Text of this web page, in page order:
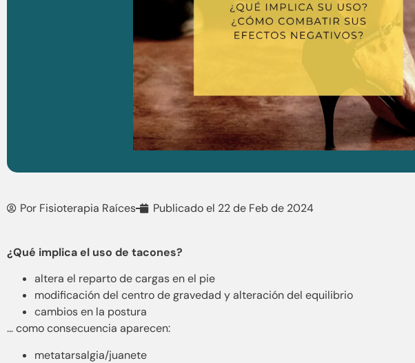
Por Fisioterapia Raíces Publicado el 22 de Feb de 2024
¿Qué implica el uso de tacones?
altera el reparto de cargas en el pie
modificación del centro de gravedad y alteración del equilibrio
cambios en la postura
… como consecuencia aparecen:
metatarsalgia/juanete